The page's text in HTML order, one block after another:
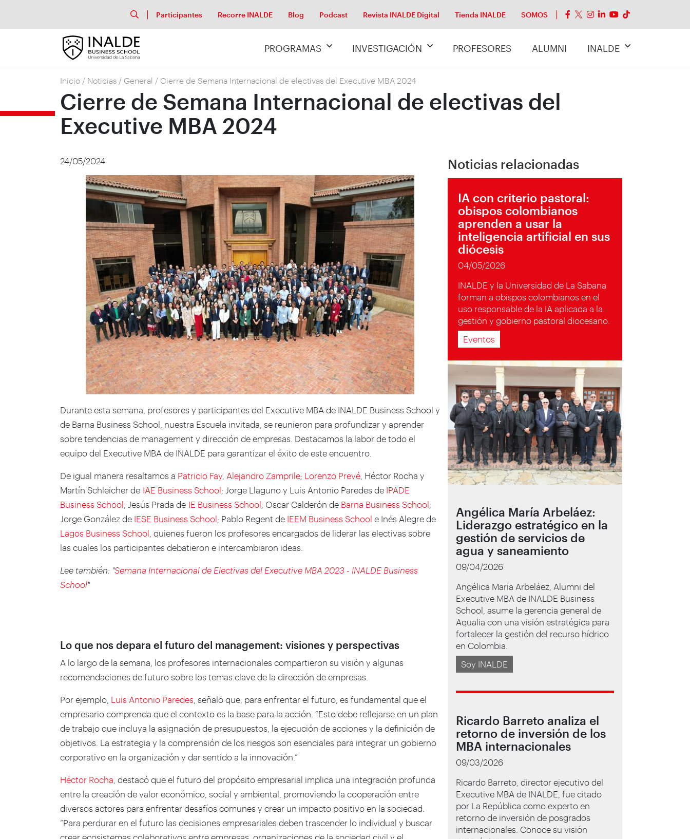
Participantes Recorre INALDE Blog Podcast Revista INALDE Digital Tienda INALDE SOMOS
PROGRAMAS INVESTIGACIÓN PROFESORES ALUMNI INALDE
Inicio / Noticias / General / Cierre de Semana Internacional de electivas del Executive MBA 2024
Cierre de Semana Internacional de electivas del
Executive MBA 2024
24/05/2024
Durante esta semana, profesores y participantes del Executive MBA de INALDE Business School y
de Barna Business School, nuestra Escuela invitada, se reunieron para profundizar y aprender
sobre tendencias de management y dirección de empresas. Destacamos la labor de todo el
equipo del Executive MBA de INALDE para garantizar el éxito de este encuentro.
De igual manera resaltamos a Patricio Fay Alejandro Zamprile; Lorenzo Prevé , Héctor Rocha y
Martín Schleicher de IAE Business School; Jorge Llaguno y Luis Antonio Paredes de IPADE
Business School; Jesús Prada de IE Business School; Oscar Calderón de Barna Business School;
Jorge González de IESE Business School; Pablo Regent de IEEM Business School e Inés Alegre de
Lagos Business School , quienes fueron los profesores encargados de liderar las electivas sobre
las cuales los participantes debatieron e intercambiaron ideas.
Lee también: "Semana Internacional de Electivas del Executive MBA 2023 - INALDE Business
School"
Lo que nos depara el futuro del management: visiones y perspectivas
A lo largo de la semana, los profesores internacionales compartieron su visión y algunas
recomendaciones de futuro sobre los temas clave de la dirección de empresas.
Por ejemplo, Luis Antonio Paredes , señaló que, para enfrentar el futuro, es fundamental que el
empresario comprenda que el contexto es la base para la acción. “Esto debe reflejarse en un plan
de trabajo que incluya la asignación de presupuestos, la ejecución de acciones y la definición de
objetivos. La estrategia y la comprensión de los riesgos son esenciales para integrar un gobierno
corporativo en la organización y dar sentido a la innovación.”
Héctor Rocha , destacó que el futuro del propósito empresarial implica una integración profunda
entre la creación de valor económico, social y ambiental, promoviendo la cooperación entre
diversos actores para enfrentar desafíos comunes y crear un impacto positivo en la sociedad.
“Para perdurar en el futuro las decisiones empresariales deben trascender lo individual y buscar
Noticias relacionadas
IA con criterio pastoral:
obispos colombianos
aprenden a usar la
inteligencia artificial en sus
diócesis
04/05/2026
INALDE y la Universidad de La Sabana
forman a obispos colombianos en el
uso responsable de la IA aplicada a la
gestión y gobierno pastoral diocesano.
Eventos
Angélica María Arbeláez:
Liderazgo estratégico en la
gestión de servicios de
agua y saneamiento
09/04/2026
Angélica María Arbeláez, Alumni del
Executive MBA de INALDE Business
School, asume la gerencia general de
Aqualia con una visión estratégica para
fortalecer la gestión del recurso hídrico
en Colombia.
Soy INALDE
Ricardo Barreto analiza el
retorno de inversión de los
MBA internacionales
09/03/2026
Ricardo Barreto, director ejecutivo del
Executive MBA de INALDE, fue citado
por La República como experto en
retorno de inversión de posgrados
internacionales. Conoce su visión